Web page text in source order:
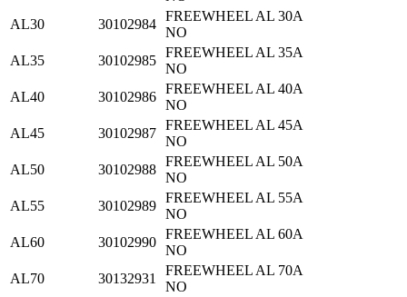
AL30
30102984
FREEWHEEL AL 30A
NO
AL35
30102985
FREEWHEEL AL 35A
NO
AL40
30102986
FREEWHEEL AL 40A
NO
AL45
30102987
FREEWHEEL AL 45A
NO
AL50
30102988
FREEWHEEL AL 50A
NO
AL55
30102989
FREEWHEEL AL 55A
NO
AL60
30102990
FREEWHEEL AL 60A
NO
AL70
30132931
FREEWHEEL AL 70A
NO